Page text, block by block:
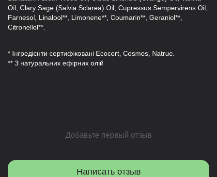
Oil, Clary Sage (Salvia Sclarea) Oil, Cupressus Sempervirens Oil,
Farnesol, Linalool**, Limonene**, Coumarin**, Geraniol**,
Citronellol**.
* Інгредієнти сертифіковані Ecocert, Cosmos, Natrue.
** З натуральних ефірних олій
Добавьте первый отзыв
Написать отзыв